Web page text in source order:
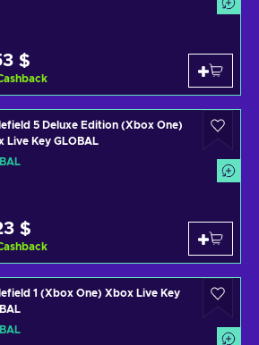
$
5 Deluxe Edition (Xbox One)
Live Key GLOBAL
$
1 (Xbox One) Xbox Live Key